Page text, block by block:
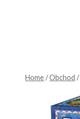
Home /Obchod /